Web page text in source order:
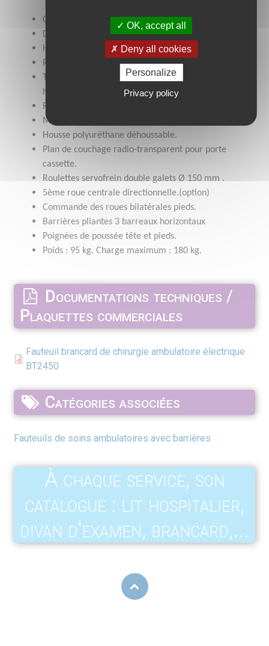
Couchage : 60 x 200 cm
Dimensions hors tout : 80 x 215 cm
Hauteur variable de 65 à 93 cm.
Proclive déclive +/- 12°.
Télécommande réglage dossier, relève jambes,
hauteur variable, déclive.
Remise à plat d’urgence relève-buste.
Matelas amovible en mousse HR35 ép. 8 cm.
Housse polyuréthane déhoussable.
Plan de couchage radio-transparent pour porte
cassette.
Roulettes servofrein double galets Ø 150 mm .
5ème roue centrale directionnelle.(option)
Commande des roues bilatérales pieds.
Barrières pliantes 3 barreaux horizontaux
Poignées de poussée tête et pieds.
Poids : 95 kg. Charge maximum : 180 kg.
Documentations techniques /
Plaquettes commerciales
Fauteuil brancard de chirurgie ambulatoire électrique
BT2450
Catégories associées
Fauteuils de soins ambulatoires avec barrières
À chaque service, son
catalogue : lit hospitalier,
divan d'examen, brancard,...
OK, accept all
Deny all cookies
Personalize
Privacy policy